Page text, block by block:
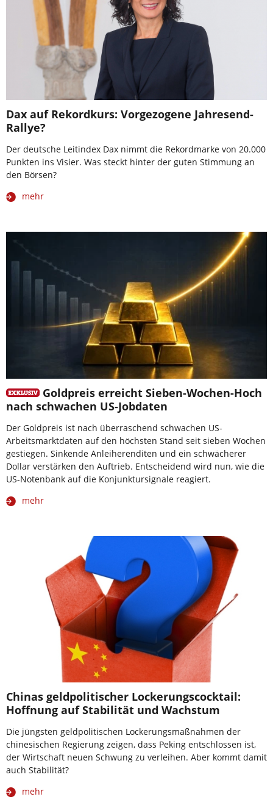
Dax auf Rekordkurs: Vorgezogene Jahresend-
Rallye?
Der deutsche Leitindex Dax nimmt die Rekordmarke von 20.000
Punkten ins Visier. Was steckt hinter der guten Stimmung an
den Börsen?
mehr
Goldpreis erreicht Sieben-Wochen-Hoch
nach schwachen US-Jobdaten
Der Goldpreis ist nach überraschend schwachen US-
Arbeitsmarktdaten auf den höchsten Stand seit sieben Wochen
gestiegen. Sinkende Anleiherenditen und ein schwächerer
Dollar verstärken den Auftrieb. Entscheidend wird nun, wie die
US-Notenbank auf die Konjunktursignale reagiert.
mehr
Chinas geldpolitischer Lockerungscocktail:
Hoffnung auf Stabilität und Wachstum
Die jüngsten geldpolitischen Lockerungsmaßnahmen der
chinesischen Regierung zeigen, dass Peking entschlossen ist,
der Wirtschaft neuen Schwung zu verleihen. Aber kommt damit
auch Stabilität?
mehr